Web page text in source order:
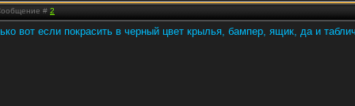
# 2
вот если покрасить в черный цвет крылья, бампер, ящик, да и